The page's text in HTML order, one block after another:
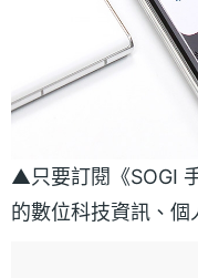
▲只要訂閱《SOGI
的數位科技資訊、個